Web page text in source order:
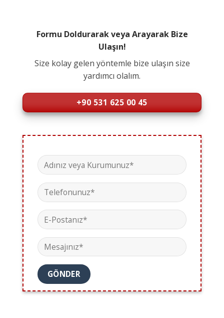
Formu Doldurarak veya Arayarak Bize
Ulaşın!
Size kolay gelen yöntemle bize ulaşın size
yardımcı olalım.
+90 531 625 00 45